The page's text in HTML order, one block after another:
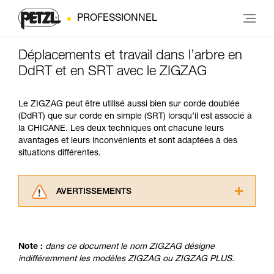
PROFESSIONNEL
Déplacements et travail dans l’arbre en
DdRT et en SRT avec le ZIGZAG
Le ZIGZAG peut être utilisé aussi bien sur corde doublée
(DdRT) que sur corde en simple (SRT) lorsqu’il est associé à
la CHICANE. Les deux techniques ont chacune leurs
avantages et leurs inconvénients et sont adaptées à des
situations différentes.
AVERTISSEMENTS
informations de la notice technique pour
pouvoir comprendre ce complément
Note : dans ce document le nom ZIGZAG désigne
indifféremment les modèles ZIGZAG ou ZIGZAG PLUS.